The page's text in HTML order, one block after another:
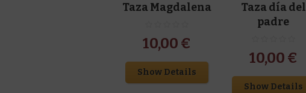
Taza Magdalena
10,00 €
Show Details
Taza día del
padre
10,00 €
Show Details